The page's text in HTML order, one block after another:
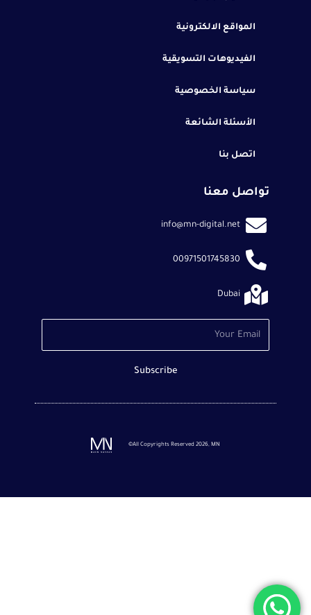
المواقع الالكترونية
الفيديوهات التسويقية
سياسة الخصوصية
الأسئلة الشائعة
اتصل بنا
تواصل معنا
info@mn-digital.net
00971501745830
Dubai
Subscribe
©All Copyrights Reserved 2026, MN